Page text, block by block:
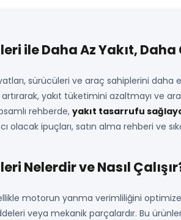
ile Daha Az Yakıt,
sürücüleri ve araç sahiplerini
yakıt tüketimini azaltmayı ve
rehberde, yakıt tasarrufu
olacak ipuçları, satın alma rehberi ve
Nelerdir ve Nasıl
motorun yanma verimliliğini
veya mekanik parçalardır. Bu